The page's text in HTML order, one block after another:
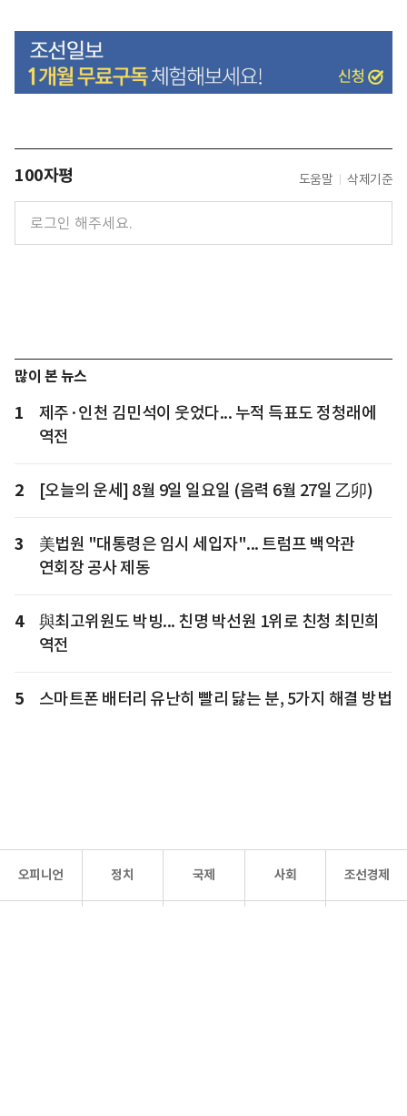
100자평 도움말 삭제기준
많이 본 뉴스
1
제주·인천 김민석이 웃었다... 누적 득표도 정청래에
역전
2 [오늘의 운세] 8월 9일 일요일 (음력 6월 27일 乙卯)
3
美법원 "대통령은 임시 세입자"... 트럼프 백악관
연회장 공사 제동
4
與최고위원도 박빙... 친명 박선원 1위로 친청 최민희
역전
5 스마트폰 배터리 유난히 빨리 닳는 분, 5가지 해결 방법
오피니언 정치 국제 사회 조선경제